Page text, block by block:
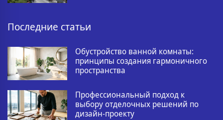
Последние статьи
Обустройство ванной комнаты:
принципы создания гармоничного
пространства
Профессиональный подход к
выбору отделочных решений по
дизайн-проекту